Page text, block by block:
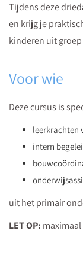
Tijdens deze
en krijg je
kinderen uit
Voor wie
Deze cursus is
leerkrachten
intern
uit het primair
LET OP: